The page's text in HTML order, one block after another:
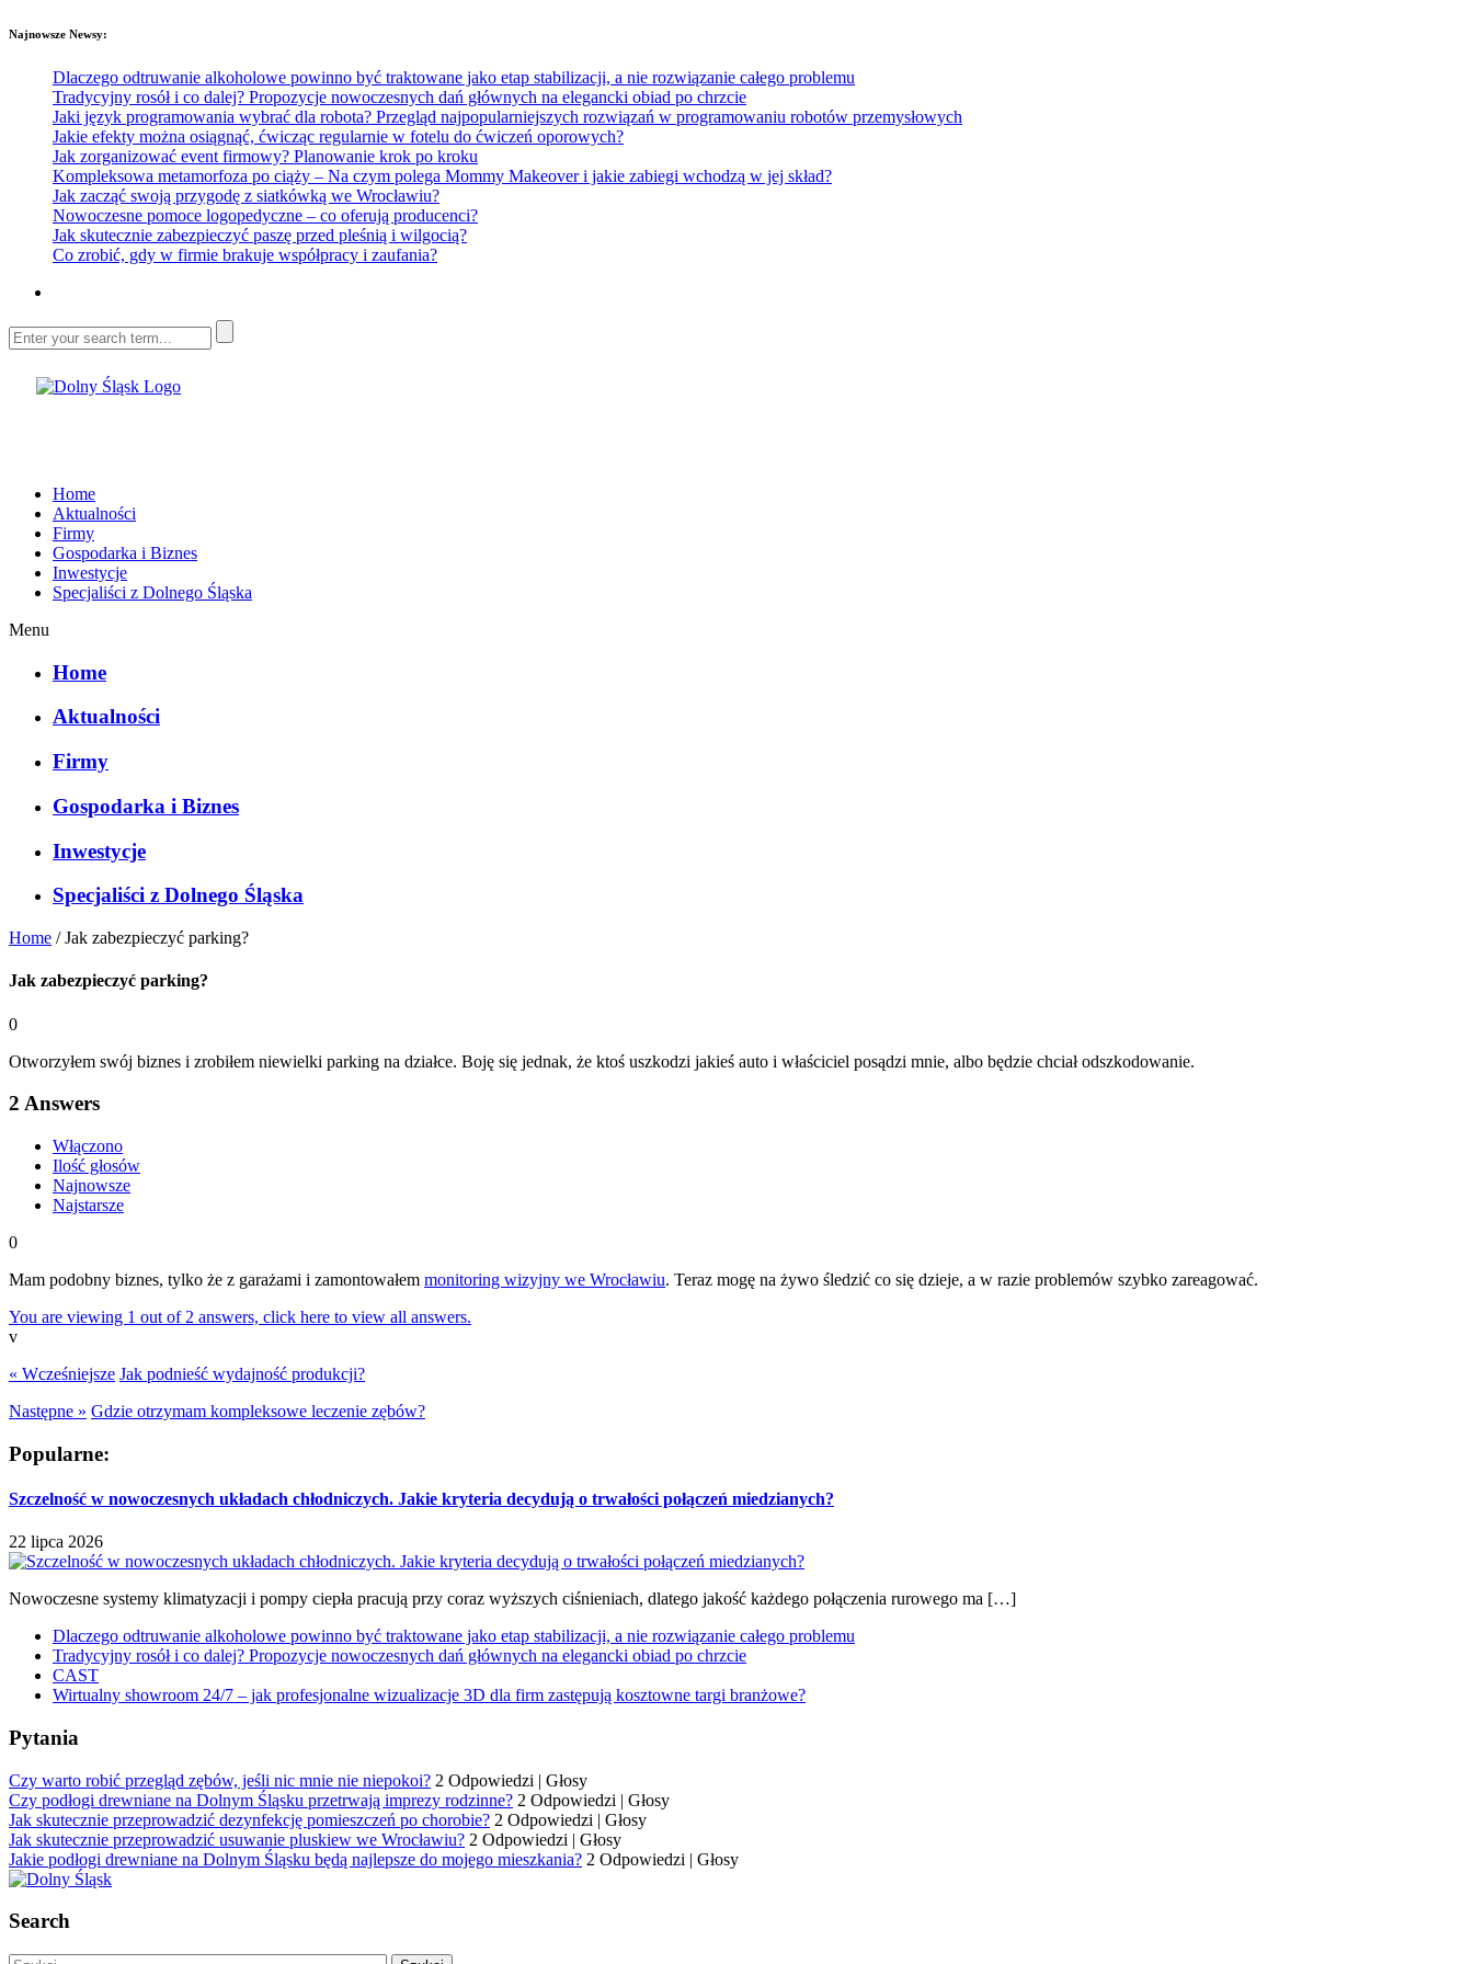
Najnowsze Newsy:
Dlaczego odtruwanie alkoholowe powinno być traktowane jako etap stabilizacji, a nie rozwiązanie całego problemu
Tradycyjny rosół i co dalej? Propozycje nowoczesnych dań głównych na elegancki obiad po chrzcie
Jaki język programowania wybrać dla robota? Przegląd najpopularniejszych rozwiązań w programowaniu robotów przemysłowych
Jakie efekty można osiągnąć, ćwicząc regularnie w fotelu do ćwiczeń oporowych?
Jak zorganizować event firmowy? Planowanie krok po kroku
Kompleksowa metamorfoza po ciąży – Na czym polega Mommy Makeover i jakie zabiegi wchodzą w jej skład?
Jak zacząć swoją przygodę z siatkówką we Wrocławiu?
Nowoczesne pomoce logopedyczne – co oferują producenci?
Jak skutecznie zabezpieczyć paszę przed pleśnią i wilgocią?
Co zrobić, gdy w firmie brakuje współpracy i zaufania?
Home
Aktualności
Firmy
Gospodarka i Biznes
Inwestycje
Specjaliści z Dolnego Śląska
Menu
Home
Aktualności
Firmy
Gospodarka i Biznes
Inwestycje
Specjaliści z Dolnego Śląska
Home /Jak zabezpieczyć parking?
Jak zabezpieczyć parking?
0
Otworzyłem swój biznes i zrobiłem niewielki parking na działce. Boję się jednak, że ktoś uszkodzi jakieś auto i właściciel posądzi mnie, albo będzie chciał odszkodowanie.
2 Answers
Włączono
Ilość głosów
Najnowsze
Najstarsze
0
Mam podobny biznes, tylko że z garażami i zamontowałem monitoring wizyjny we Wrocławiu. Teraz mogę na żywo śledzić co się dzieje, a w razie problemów szybko zareagować.
You are viewing 1 out of 2 answers, click here to view all answers.
v
« Wcześniejsze Jak podnieść wydajność produkcji?
Następne » Gdzie otrzymam kompleksowe leczenie zębów?
Popularne:
Szczelność w nowoczesnych układach chłodniczych. Jakie kryteria decydują o trwałości połączeń miedzianych?
22 lipca 2026
Nowoczesne systemy klimatyzacji i pompy ciepła pracują przy coraz wyższych ciśnieniach, dlatego jakość każdego połączenia rurowego ma […]
Dlaczego odtruwanie alkoholowe powinno być traktowane jako etap stabilizacji, a nie rozwiązanie całego problemu
Tradycyjny rosół i co dalej? Propozycje nowoczesnych dań głównych na elegancki obiad po chrzcie
CAST
Wirtualny showroom 24/7 – jak profesjonalne wizualizacje 3D dla firm zastępują kosztowne targi branżowe?
Pytania
Czy warto robić przegląd zębów, jeśli nic mnie nie niepokoi? 2 Odpowiedzi | Głosy
Czy podłogi drewniane na Dolnym Śląsku przetrwają imprezy rodzinne? 2 Odpowiedzi | Głosy
Jak skutecznie przeprowadzić dezynfekcję pomieszczeń po chorobie? 2 Odpowiedzi | Głosy
Jak skutecznie przeprowadzić usuwanie pluskiew we Wrocławiu? 2 Odpowiedzi | Głosy
Jakie podłogi drewniane na Dolnym Śląsku będą najlepsze do mojego mieszkania? 2 Odpowiedzi | Głosy
Search